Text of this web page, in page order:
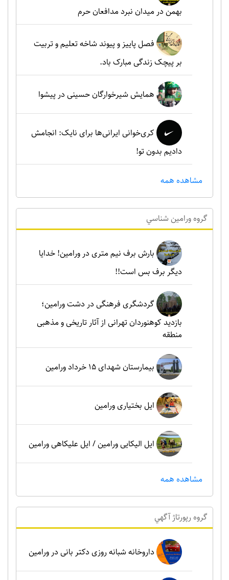
بهمن در میدان نبرد مدافعان حرم
فصل پاییز و پیوند شاخه تعلیم و تربیت
بر پیچک زندگی مبارک باد.
همایش شیرخوارگان حسینی در پیشوا
کری‌خوانی ایرانی‌ها برای نایک: انجامش
دادیم بدون تو!
مشاهده همه
گروه ورامين شناسي
بارش برف نیم متری در ورامین! خدایا
دیگر برف بس است!!
گردشگری فرهنگی در دشت ورامین؛
بازدید کوهنوردان تهرانی از آثار تاریخی و مذهبی
منطقه
بیمارستان شهدای 15 خرداد ورامین
ایل بختیاری ورامین
ایل الیکایی ورامین / ایل علیکاهی ورامین
مشاهده همه
گروه رپورتاژ آگهي
داروخانه شبانه روزی دکتر بانی در ورامین